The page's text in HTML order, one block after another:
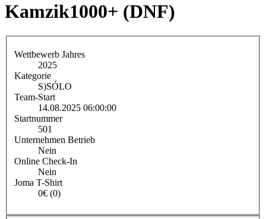
Kamzik1000+ (DNF)
Wettbewerb Jahres
2025
Kategorie
S)SÓLO
Team-Start
14.08.2025 06:00:00
Startnummer
501
Unternehmen Betrieb
Nein
Online Check-In
Nein
Joma T-Shirt
0€ (0)